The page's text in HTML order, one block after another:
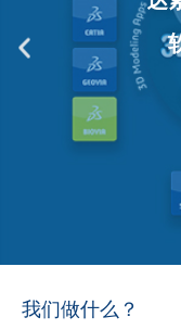
我们做什么？